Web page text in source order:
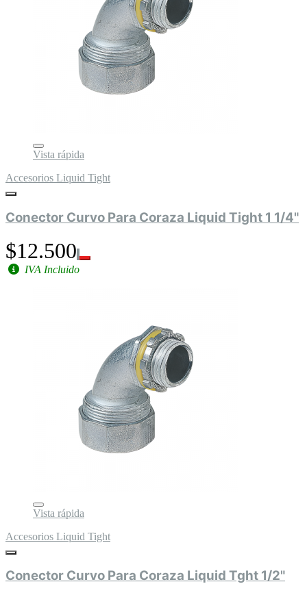
Vista rápida
Accesorios Liquid Tight
Conector Curvo Para Coraza Liquid Tight 1 1/4"
$12.500
IVA Incluido
Vista rápida
Accesorios Liquid Tight
Conector Curvo Para Coraza Liquid Tght 1/2"